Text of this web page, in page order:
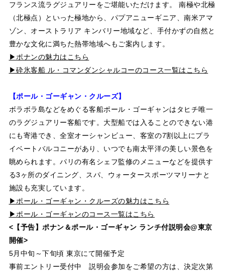
フランス流ラグジュアリーをご堪能いただけます。 南極や北極
（北極点）といった極地から、パプアニューギニア、南米アマ
ゾン、オーストラリア キンバリー地域など、手付かずの自然と
豊かな文化に満ちた熱帯地域へもご案内します。
▶ポナンの魅力はこちら
▶砕氷客船 ル・コマンダンシャルコーのコース一覧はこちら
【ポール・ゴーギャン・クルーズ】
ボラボラ島などをめぐる客船ポール・ゴーギャンはタヒチ唯一
のラグジュアリー客船です。大型船では入ることのできない港
にも寄港でき、全室オーシャンビュー、客室の7割以上にプラ
イベートバルコニーがあり、いつでも南太平洋の美しい景色を
眺められます。パリの有名シェフ監修のメニューなどを提供す
る3ヶ所のダイニング、スパ、ウォータースポーツマリーナと
施設も充実しています。
▶ポール・ゴーギャン・クルーズの魅力はこちら
▶ポール・ゴーギャンのコース一覧はこちら
<【予告】ポナン＆ポール・ゴーギャン ランチ付説明会@東京
開催>
5月中旬～下旬頃 東京にて開催予定
事前エントリー受付中 説明会参加をご希望の方は、決定次第